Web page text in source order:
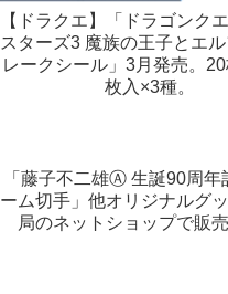
【ドラクエ】「ドラゴンク
スターズ3 魔族の王子とエ
レークシール」3月発売。
枚入×3種。
「藤子不二雄Ⓐ 生誕90周年
ーム切手」他オリジナルグ
局のネットショップで販売